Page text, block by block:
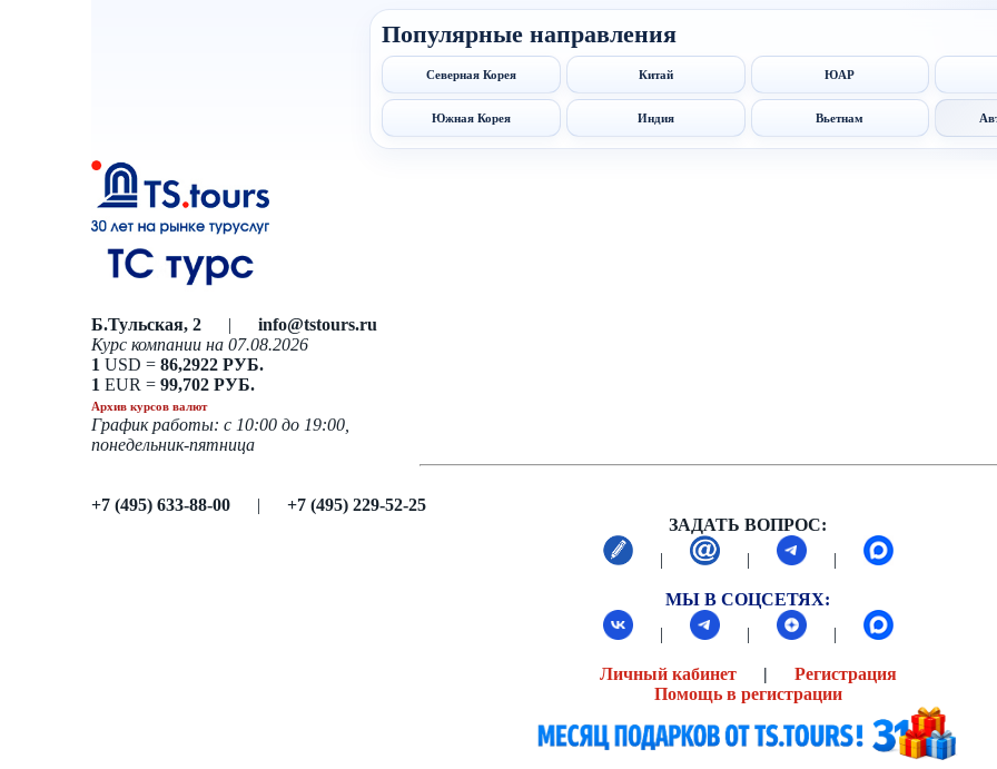
Популярные направления
Северная Корея Китай ЮАР
Южная Корея Индия Вьетнам
Б.Тульская, 2 | info@tstours.ru
Курс компании на 07.08.2026
1 USD = 86,2922 РУБ.
1 EUR = 99,702 РУБ.
Архив курсов валют
График работы: с 10:00 до 19:00,
понедельник-пятница
+7 (495) 633-88-00 | +7 (495) 229-52-25
ЗАДАТЬ ВОПРОС:
|
| |
МЫ В СОЦСЕТЯХ:
|
| |
Личный кабинет| Регистрация
Помощь в регистрации